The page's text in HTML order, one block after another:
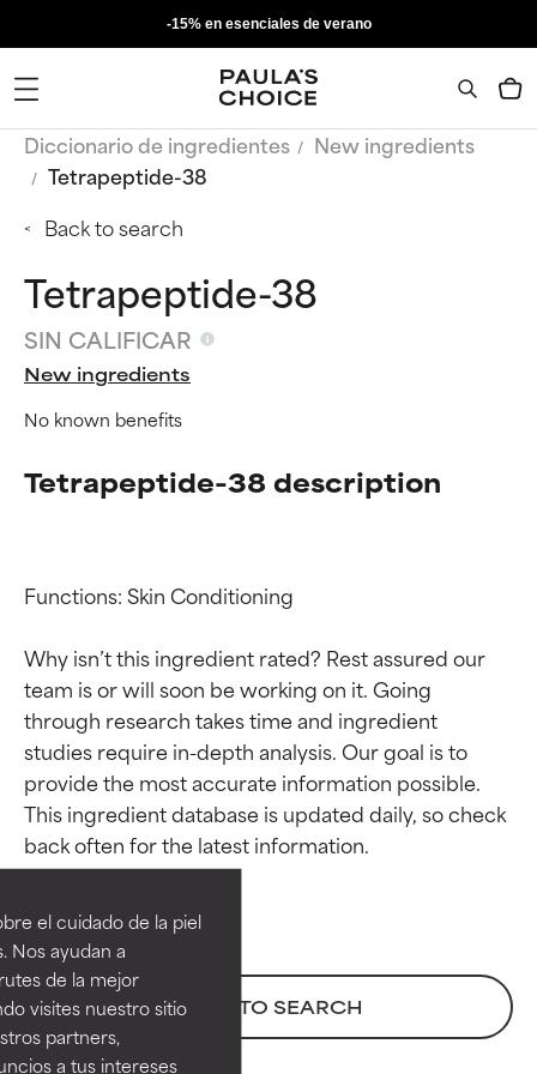
el cuidado de la piel
Nos ayudan a
de la mejor
visites nuestro sitio
partners,
a tus intereses
-15% en esenciales de verano
Diccionario de ingredientes
New ingredients
Tetrapeptide-38
Back to search
Tetrapeptide-38
SIN CALIFICAR
New ingredients
No known benefits
Tetrapeptide-38 description
Functions: Skin Conditioning
Why isn’t this ingredient rated? Rest assured our
team is or will soon be working on it. Going
through research takes time and ingredient
studies require in-depth analysis. Our goal is to
provide the most accurate information possible.
This ingredient database is updated daily, so check
BACK TO SEARCH
Calificaciones de
ingredientes
EXCELENTE
Ingrediente sobresaliente con
beneficios reales para la piel. Su
Calificaciones de
ingredientes
EXCELENTE
Ingrediente sobresaliente con
beneficios reales para la piel. Su